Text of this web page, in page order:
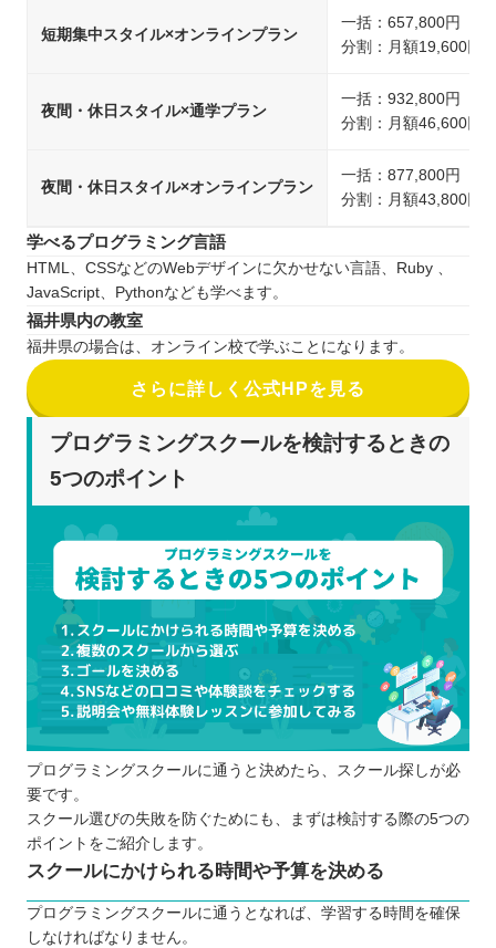
短期集中スタイル×オンラインプラン
一括：657,800円（税
分割：月額19,600円
夜間・休日スタイル×通学プラン
一括：932,800円（税
分割：月額46,600円
夜間・休日スタイル×オンラインプラン
一括：877,800円（税
分割：月額43,800円
学べるプログラミング言語
HTML、CSSなどのWebデザインに欠かせない言語、Ruby 、
JavaScript、Pythonなども学べます。
福井県内の教室
福井県の場合は、オンライン校で学ぶことになります。
さらに詳しく公式HPを見る
プログラミングスクールを検討するときの
5つのポイント
プログラミングスクールに通うと決めたら、スクール探しが必
要です。
スクール選びの失敗を防ぐためにも、まずは検討する際の5つの
ポイントをご紹介します。
スクールにかけられる時間や予算を決める
プログラミングスクールに通うとなれば、学習する時間を確保
しなければなりません。